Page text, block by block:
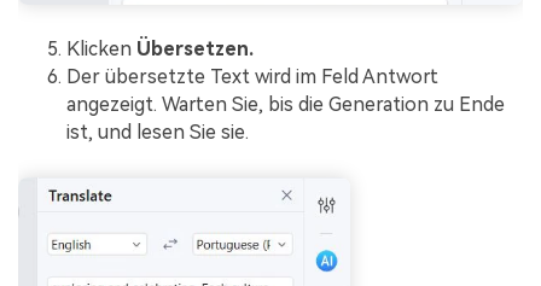
Klicken Übersetzen.
Der übersetzte Text wird im Feld Antwort
angezeigt. Warten Sie, bis die Generation zu Ende
ist, und lesen Sie sie.